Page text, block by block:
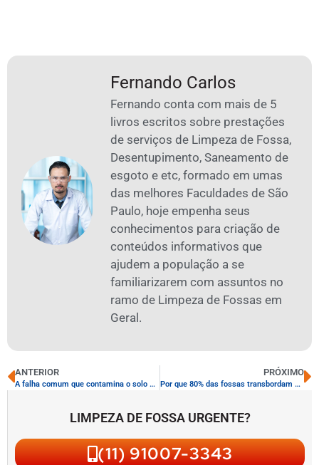
Fernando Carlos
Fernando conta com mais de 5
livros escritos sobre prestações
de serviços de Limpeza de Fossa,
Desentupimento, Saneamento de
esgoto e etc, formado em umas
das melhores Faculdades de São
Paulo, hoje empenha seus
conhecimentos para criação de
conteúdos informativos que
ajudem a população a se
familiarizarem com assuntos no
ramo de Limpeza de Fossas em
Geral.
ANTERIOR
A falha comum que contamina o solo e custa R$ 10 mil em reparos
PRÓXIMO
Por que 80% das fossas transbordam por falta de limpeza anual
LIMPEZA DE FOSSA URGENTE?
(11) 91007-3343